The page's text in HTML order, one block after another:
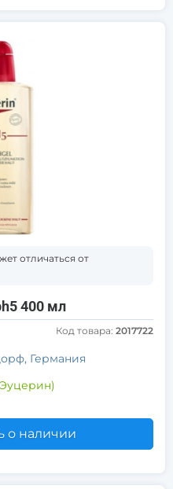
отличаться от
400 мл
Код товара: 2017722
Германия
о наличии